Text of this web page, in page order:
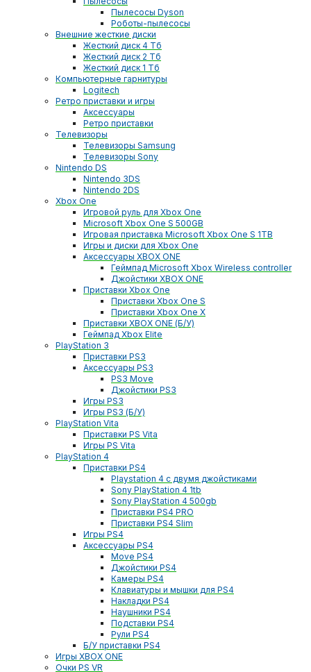
Пылесосы Dyson
Роботы-пылесосы
Внешние жесткие диски
Жесткий диск 4 Тб
Жесткий диск 2 Тб
Жесткий диск 1 Тб
Компьютерные гарнитуры
Logitech
Ретро приставки и игры
Аксессуары
Ретро приставки
Телевизоры
Телевизоры Samsung
Телевизоры Sony
Nintendo DS
Nintendo 3DS
Nintendo 2DS
Xbox One
Игровой руль для Xbox One
Microsoft Xbox One S 500GB
Игровая приставка Microsoft Xbox One S 1TB
Игры и диски для Xbox One
Аксессуары XBOX ONE
Геймпад Microsoft Xbox Wireless controller
Джойстики XBOX ONE
Приставки Xbox One
Приставки Xbox One S
Приставки Xbox One X
Приставки XBOX ONE (Б/У)
Геймпад Xbox Elite
PlayStation 3
Приставки PS3
Аксессуары PS3
PS3 Move
Джойстики PS3
Игры PS3
Игры PS3 (Б/У)
PlayStation Vita
Приставки PS Vita
Игры PS Vita
PlayStation 4
Приставки PS4
Playstation 4 с двумя джойстиками
Sony PlayStation 4 1tb
Sony PlayStation 4 500gb
Приставки PS4 PRO
Приставки PS4 Slim
Игры PS4
Аксессуары PS4
Move PS4
Джойстики PS4
Камеры PS4
Клавиатуры и мышки для PS4
Накладки PS4
Наушники PS4
Подставки PS4
Рули PS4
Б/У приставки PS4
Игры XBOX ONE
Очки PS VR